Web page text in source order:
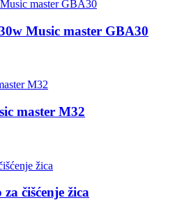
Music master GBA30
master M32
čišćenje žica